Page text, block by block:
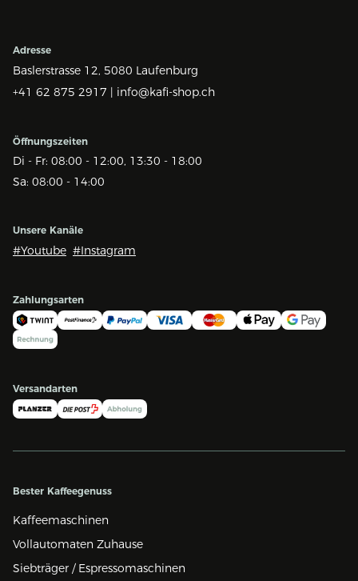
Adresse
Baslerstrasse 12, 5080 Laufenburg
+41 62 875 2917 | info@kafi-shop.ch
Öffnungszeiten
Di - Fr: 08:00 - 12:00, 13:30 - 18:00
Sa: 08:00 - 14:00
Unsere Kanäle
#Youtube #Instagram
Zahlungsarten
Versandarten
Bester Kaffeegenuss
Kaffeemaschinen
Vollautomaten Zuhause
Siebträger / Espressomaschinen